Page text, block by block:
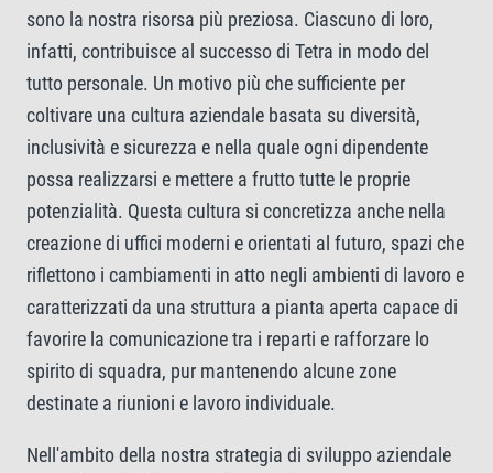
sono la nostra risorsa più preziosa. Ciascuno di loro,
infatti, contribuisce al successo di Tetra in modo del
tutto personale. Un motivo più che sufficiente per
coltivare una cultura aziendale basata su diversità,
inclusività e sicurezza e nella quale ogni dipendente
possa realizzarsi e mettere a frutto tutte le proprie
potenzialità. Questa cultura si concretizza anche nella
creazione di uffici moderni e orientati al futuro, spazi che
riflettono i cambiamenti in atto negli ambienti di lavoro e
caratterizzati da una struttura a pianta aperta capace di
favorire la comunicazione tra i reparti e rafforzare lo
spirito di squadra, pur mantenendo alcune zone
destinate a riunioni e lavoro individuale.
Nell'ambito della nostra strategia di sviluppo aziendale